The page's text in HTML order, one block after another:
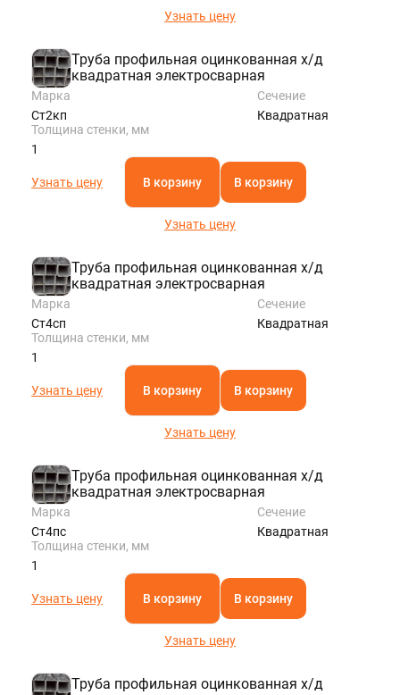
Узнать цену
Труба профильная оцинкованная х/д
квадратная электросварная
Марка
Ст2кп
Сечение
Квадратная
Толщина стенки, мм
1
Узнать цену В корзину В корзину
Узнать цену
Труба профильная оцинкованная х/д
квадратная электросварная
Марка
Ст4сп
Сечение
Квадратная
Толщина стенки, мм
1
Узнать цену В корзину В корзину
Узнать цену
Труба профильная оцинкованная х/д
квадратная электросварная
Марка
Ст4пс
Сечение
Квадратная
Толщина стенки, мм
1
Узнать цену В корзину В корзину
Узнать цену
Труба профильная оцинкованная х/д